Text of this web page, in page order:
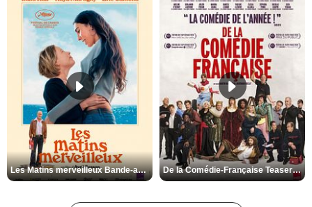
Les Matins merveilleux Bande-annonce VF De la Comédie-Française Teaser VF